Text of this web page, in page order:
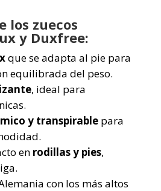
los zuecos
y Duxfree:
que se adapta al pie para
equilibrada del peso.
, ideal para
y transpirablepara
en rodillas y pies,
con los más altos